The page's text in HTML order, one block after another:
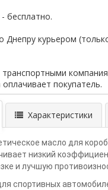
бесплатно.
Днепру курьером
покупатель.
Характеристики
масло для
низкий
и лучшую
спортивных